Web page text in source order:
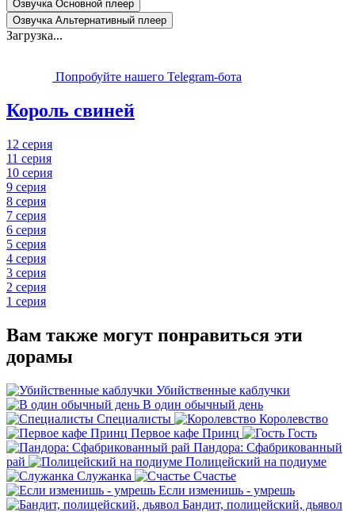
Озвучка Основной плеер
Озвучка Альтернативный плеер
Загрузка...
Попробуйте нашего Telegram-бота
Король свиней
12 серия
11 серия
10 серия
9 серия
8 серия
7 серия
6 серия
5 серия
4 серия
3 серия
2 серия
1 серия
Вам также могут понравиться эти
дорамы
Убийственные каблучки
В один обычный день
Специалисты
Королевство
Первое кафе Принц
Гость
Пандора: Сфабрикованный
рай
Полицейский на подиуме
Служанка
Счастье
Если изменишь - умрешь
Бандит, полицейский, дьявол